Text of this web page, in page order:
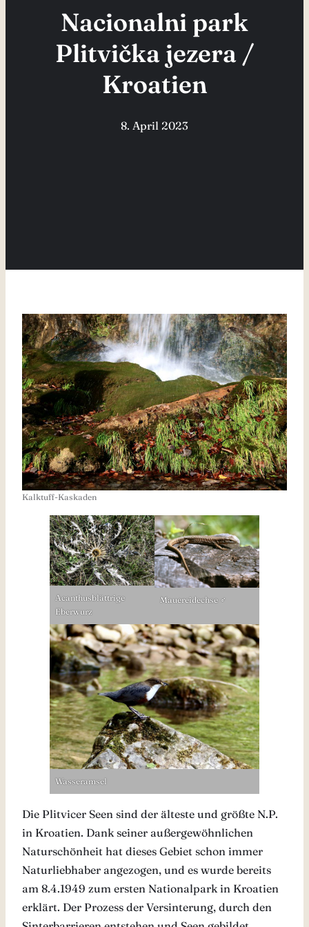
Nacionalni park
Plitvička jezera /
Kroatien
8. April 2023
Kalktuff-Kaskaden
Acanthusblättrige
Eberwurz
Mauereidechse ♂
Wasseramsel
Die Plitvicer Seen sind der älteste und größte N.P.
in Kroatien. Dank seiner außergewöhnlichen
Naturschönheit hat dieses Gebiet schon immer
Naturliebhaber angezogen, und es wurde bereits
am 8.4.1949 zum ersten Nationalpark in Kroatien
erklärt. Der Prozess der Versinterung, durch den